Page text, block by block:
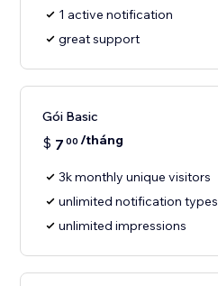
1 active notification
great support
Gói Basic
$ 7 00 /tháng
3k monthly unique visitors
unlimited notification types
unlimited impressions